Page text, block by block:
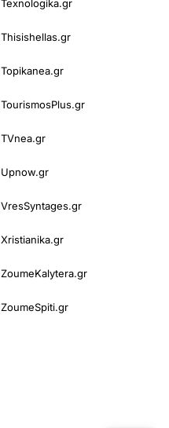
Texnologika.gr
Thisishellas.gr
Topikanea.gr
TourismosPlus.gr
TVnea.gr
Upnow.gr
VresSyntages.gr
Xristianika.gr
ZoumeKalytera.gr
ZoumeSpiti.gr